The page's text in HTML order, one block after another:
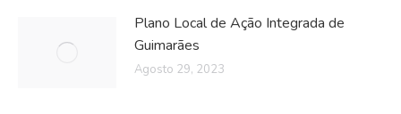
Plano Local de Ação Integrada de
Guimarães
Agosto 29, 2023